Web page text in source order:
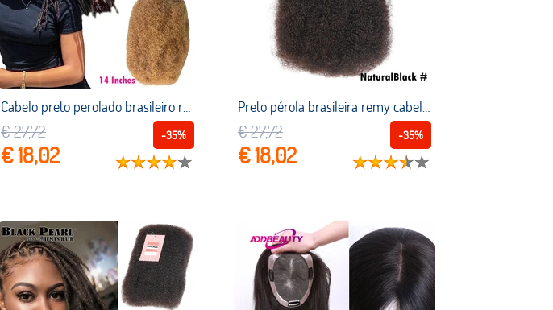
Cabelo preto perolado brasileiro remy, cabelo afro encaracolado em massa, cabelo humano para trança, 1 pacote com 50 g/peça, cor natural, tranças sem trama
-35%
€ 27,72
€ 18,02
Preto pérola brasileira remy cabelo afro kinky encaracolado em massa cabelo humano para trança 1 pacote 50 g/pc cor natural tranças cabelo sem trama
-35%
€ 27,72
€ 18,02